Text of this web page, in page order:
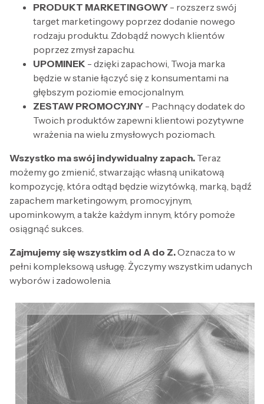
PRODUKT MARKETINGOWY - rozszerz swój
target marketingowy poprzez dodanie nowego
rodzaju produktu. Zdobądź nowych klientów
poprzez zmysł zapachu.
UPOMINEK - dzięki zapachowi, Twoja marka
będzie w stanie łączyć się z konsumentami na
głębszym poziomie emocjonalnym.
ZESTAW PROMOCYJNY - Pachnący dodatek do
Twoich produktów zapewni klientowi pozytywne
wrażenia na wielu zmysłowych poziomach.
Wszystko ma swój indywidualny zapach. Teraz
możemy go zmienić, stwarzając własną unikatową
kompozycję, która odtąd będzie wizytówką, marką, bądź
zapachem marketingowym, promocyjnym,
upominkowym, a także każdym innym, który pomoże
osiągnąć sukces.
Zajmujemy się wszystkim od A do Z.Oznacza to w
pełni kompleksową usługę. Życzymy wszystkim udanych
wyborów i zadowolenia.